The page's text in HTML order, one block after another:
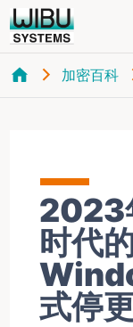
加密百科
2023
时代
式停